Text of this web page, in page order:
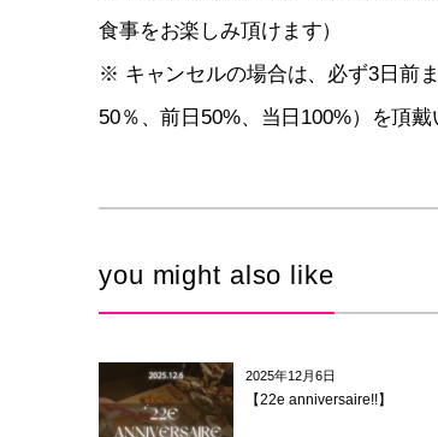
食事をお楽しみ頂けます）
※ キャンセルの場合は、必ず3日前
50％、前日50%、当日100%）を頂戴
you might also like
2025年12月6日
【22e anniversaire!!】